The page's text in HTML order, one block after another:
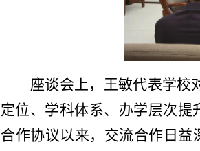
座谈会上，王敏代表学校
定位、学科体系、办学层次提
合作协议以来，交流合作日益